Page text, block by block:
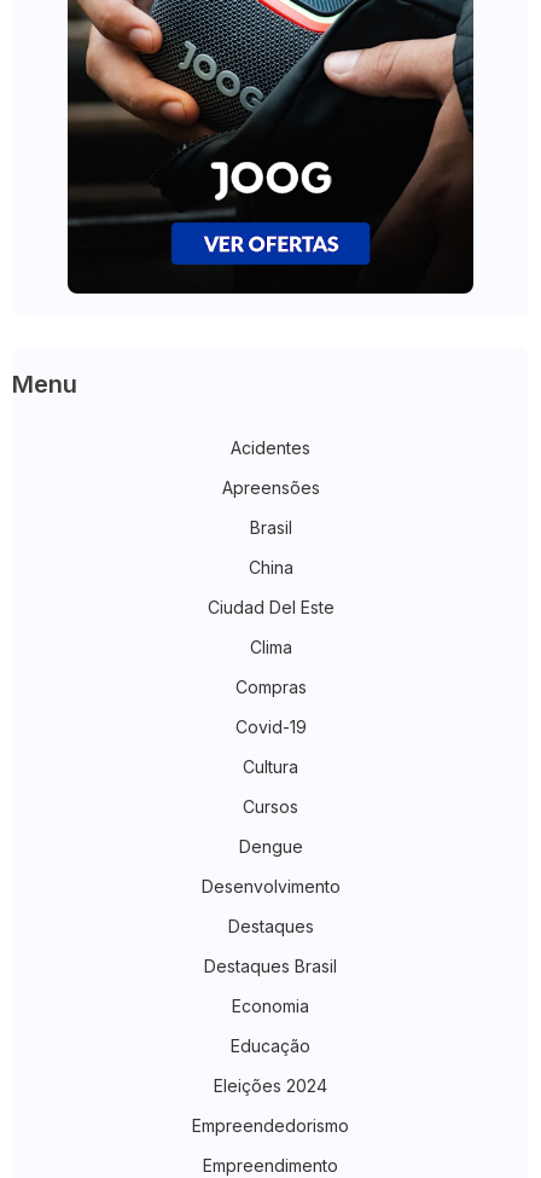
Menu
Acidentes
Apreensões
Brasil
China
Ciudad Del Este
Clima
Compras
Covid-19
Cultura
Cursos
Dengue
Desenvolvimento
Destaques
Destaques Brasil
Economia
Educação
Eleições 2024
Empreendedorismo
Empreendimento